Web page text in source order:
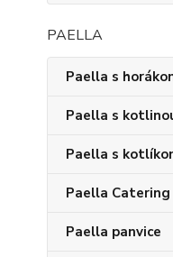
PAELLA
Paella s
Paella s
Paella s
Paella Catering
Paella panvice